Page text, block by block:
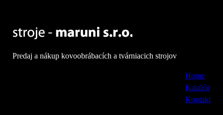
Predaj a nákup kovoobrábacích a tvárniacich strojov
Home
Katalóg
Kontakt